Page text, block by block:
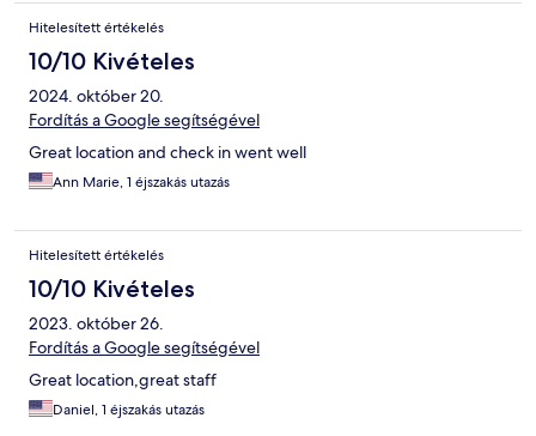
Hitelesített értékelés
10/10 Kivételes
2024. október 20.
Fordítás a Google segítségével
Great location and check in went well
Ann Marie, 1 éjszakás utazás
Hitelesített értékelés
10/10 Kivételes
2023. október 26.
Fordítás a Google segítségével
Great location,great staff
Daniel, 1 éjszakás utazás